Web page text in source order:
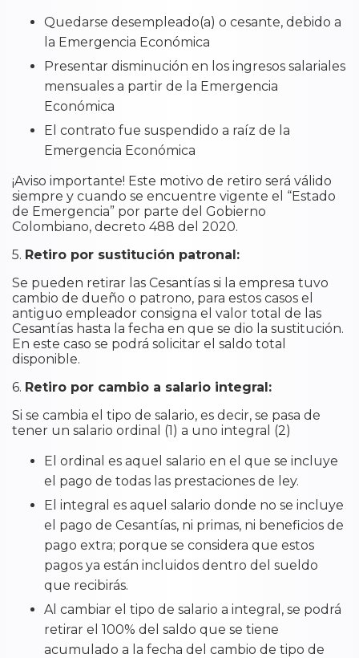
Quedarse desempleado(a) o cesante, debido a
la Emergencia Económica
Presentar disminución en los ingresos salariales
mensuales a partir de la Emergencia
Económica
El contrato fue suspendido a raíz de la
Emergencia Económica
¡Aviso importante! Este motivo de retiro será válido
siempre y cuando se encuentre vigente el “Estado
de Emergencia” por parte del Gobierno
Colombiano, decreto 488 del 2020.
5. Retiro por sustitución patronal:
Se pueden retirar las Cesantías si la empresa tuvo
cambio de dueño o patrono, para estos casos el
antiguo empleador consigna el valor total de las
Cesantías hasta la fecha en que se dio la sustitución.
En este caso se podrá solicitar el saldo total
disponible.
6. Retiro por cambio a salario integral:
Si se cambia el tipo de salario, es decir, se pasa de
tener un salario ordinal (1) a uno integral (2)
El ordinal es aquel salario en el que se incluye
el pago de todas las prestaciones de ley.
El integral es aquel salario donde no se incluye
el pago de Cesantías, ni primas, ni beneficios de
pago extra; porque se considera que estos
pagos ya están incluidos dentro del sueldo
que recibirás.
Al cambiar el tipo de salario a integral, se podrá
retirar el 100% del saldo que se tiene
acumulado a la fecha del cambio de tipo de